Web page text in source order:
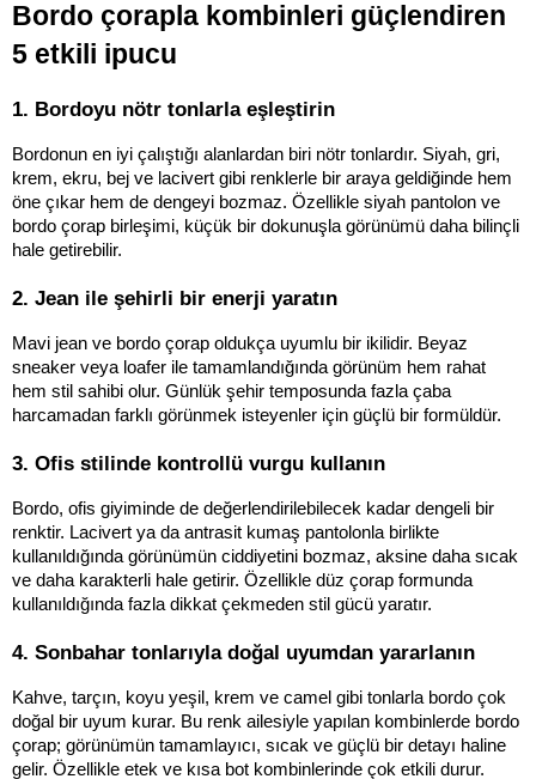
Bordo çorapla kombinleri güçlendiren
5 etkili ipucu
1. Bordoyu nötr tonlarla eşleştirin
Bordonun en iyi çalıştığı alanlardan biri nötr tonlardır. Siyah, gri,
krem, ekru, bej ve lacivert gibi renklerle bir araya geldiğinde hem
öne çıkar hem de dengeyi bozmaz. Özellikle siyah pantolon ve
bordo çorap birleşimi, küçük bir dokunuşla görünümü daha bilinçli
hale getirebilir.
2. Jean ile şehirli bir enerji yaratın
Mavi jean ve bordo çorap oldukça uyumlu bir ikilidir. Beyaz
sneaker veya loafer ile tamamlandığında görünüm hem rahat
hem stil sahibi olur. Günlük şehir temposunda fazla çaba
harcamadan farklı görünmek isteyenler için güçlü bir formüldür.
3. Ofis stilinde kontrollü vurgu kullanın
Bordo, ofis giyiminde de değerlendirilebilecek kadar dengeli bir
renktir. Lacivert ya da antrasit kumaş pantolonla birlikte
kullanıldığında görünümün ciddiyetini bozmaz, aksine daha sıcak
ve daha karakterli hale getirir. Özellikle düz çorap formunda
kullanıldığında fazla dikkat çekmeden stil gücü yaratır.
4. Sonbahar tonlarıyla doğal uyumdan yararlanın
Kahve, tarçın, koyu yeşil, krem ve camel gibi tonlarla bordo çok
doğal bir uyum kurar. Bu renk ailesiyle yapılan kombinlerde bordo
çorap; görünümün tamamlayıcı, sıcak ve güçlü bir detayı haline
gelir. Özellikle etek ve kısa bot kombinlerinde çok etkili durur.